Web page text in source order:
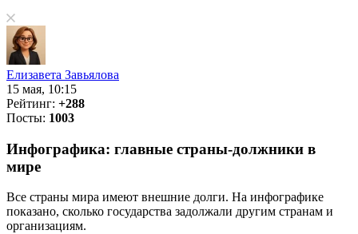
Елизавета Завьялова
15 мая, 10:15
Рейтинг: +288
Посты: 1003
Инфографика: главные страны-должники в
мире
Все страны мира имеют внешние долги. На инфографике
показано, сколько государства задолжали другим странам и
организациям.